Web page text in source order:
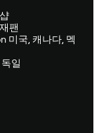
팬
미국, 캐나다, 멕
일